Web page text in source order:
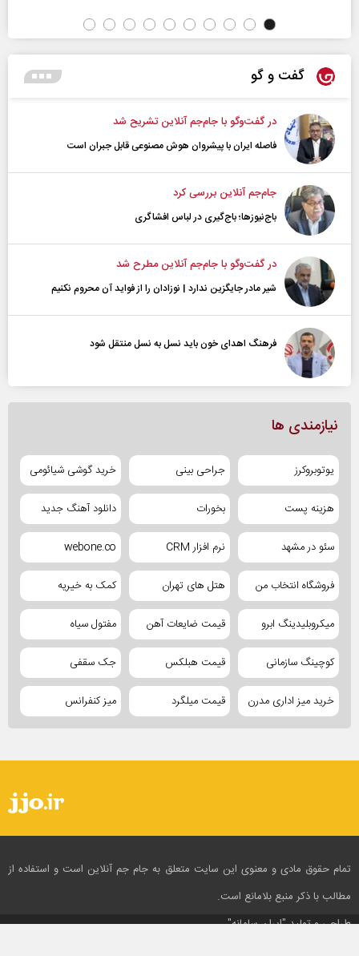
گفت و گو
در گفت‌و‌گو با جام‌جم آنلاین تشریح شد
فاصله ایران با پیشرو‌ان هوش مصنوعی قابل جبران است
جام‌جم آنلاین بررسی کرد
باج‌نیوزها؛ باج‌گیری در لباس افشاگری
در گفت‌و‌گو با جام‌جم آنلاین مطرح شد
شیر مادر جایگزین ندارد | نوزادان را از فواید آن محروم نکنیم
فرهنگ اهدای خون باید نسل به نسل منتقل شود
نیازمندی ها
یوتوبروکرز جراحی بینی خرید گوشی شیائومی
هزینه پست بخورات دانلود آهنگ جدید
سئو در مشهد نرم افزار CRM webone.co
فروشگاه انتخاب من هتل های تهران کمک به خیریه
میکروبلیدینگ ابرو قیمت ضایعات آهن مفتول سیاه
کوچینگ سازمانی قیمت هبلکس جک سقفی
خرید میز اداری مدرن قیمت میلگرد میز کنفرانس
تمام حقوق مادی و معنوی این سایت متعلق به جام جم آنلاین است و استفاده از
مطالب با ذکر منبع بلامانع است.
طراحی و تولید"ایران سامانه"